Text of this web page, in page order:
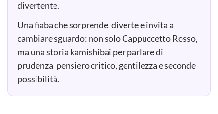
divertente.
Una fiaba che sorprende, diverte e invita a
cambiare sguardo: non solo Cappuccetto Rosso,
ma una storia kamishibai per parlare di
prudenza, pensiero critico, gentilezza e seconde
possibilità.